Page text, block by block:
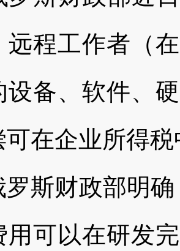
远程工作者（
设备、软件、
可在企业所得
财政部明确
用可以在研发